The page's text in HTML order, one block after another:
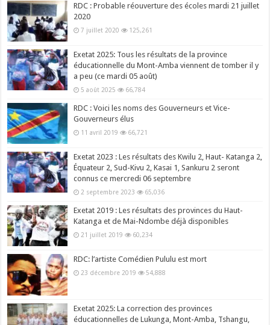
RDC : Probable réouverture des écoles mardi 21 juillet
2020
7 juillet 2020 125,261
Exetat 2025: Tous les résultats de la province
éducationnelle du Mont-Amba viennent de tomber il y
a peu (ce mardi 05 août)
5 août 2025 66,784
RDC : Voici les noms des Gouverneurs et Vice-
Gouverneurs élus
11 avril 2019 66,721
Exetat 2023 : Les résultats des Kwilu 2, Haut- Katanga 2,
Équateur 2, Sud-Kivu 2, Kasai 1, Sankuru 2 seront
connus ce mercredi 06 septembre
2 septembre 2023 65,036
Exetat 2019 : Les résultats des provinces du Haut-
Katanga et de Mai-Ndombe déjà disponibles
21 juillet 2019 60,234
RDC: l’artiste Comédien Pululu est mort
23 décembre 2019 54,888
Exetat 2025: La correction des provinces
éducationnelles de Lukunga, Mont-Amba, Tshangu,